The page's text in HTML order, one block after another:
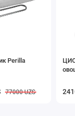
Perilla
77000 UZS